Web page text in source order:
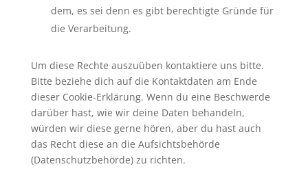
dem, es sei denn es gibt berechtigte Gründe für
die Verarbeitung.
Um diese Rechte auszuüben kontaktiere uns bitte.
Bitte beziehe dich auf die Kontaktdaten am Ende
dieser Cookie-Erklärung. Wenn du eine Beschwerde
darüber hast, wie wir deine Daten behandeln,
würden wir diese gerne hören, aber du hast auch
das Recht diese an die Aufsichtsbehörde
(Datenschutzbehörde) zu richten.